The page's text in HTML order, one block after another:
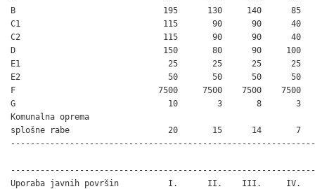
B                              195      130     140      85
C1                             115       90      90      40
C2                             115       90      90      40
D                              150       80      90     100
E1                              25       25      25      25
E2                              50       50      50      50
F                             7500     7500    7500    7500
G                               10        3       8       3
Komunalna oprema
splošne rabe                    20       15      14       7
Uporaba javnih površin          I.      II.    III.     IV.